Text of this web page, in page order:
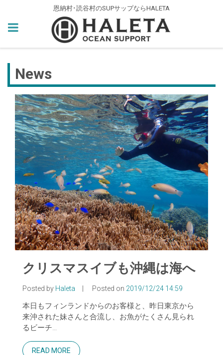
恩納村･読谷村のSUPサップならHALETA
News
クリスマスイブも沖縄は海へ
Posted by Haleta | Posted on 2019/12/24 14:59
本日もフィンランドからのお客様と、昨日東京から
来沖された妹さんと合流し、お魚がたくさん見られ
るビーチ…
READ MORE